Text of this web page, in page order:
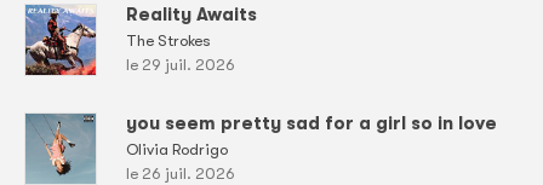
Reality Awaits
The Strokes
le 29 juil. 2026
you seem pretty sad for a girl so in love
Olivia Rodrigo
le 26 juil. 2026